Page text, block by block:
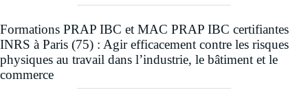
Formations PRAP IBC et MAC PRAP IBC certifiantes
INRS à Paris (75) : Agir efficacement contre les risques
physiques au travail dans l’industrie, le bâtiment et le
commerce